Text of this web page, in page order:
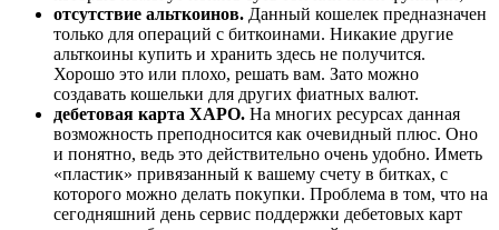
отсутствие альткоинов. Данный кошелек предназначен
только для операций с биткоинами. Никакие другие
альткоины купить и хранить здесь не получится.
Хорошо это или плохо, решать вам. Зато можно
создавать кошельки для других фиатных валют.
дебетовая карта XAPO. На многих ресурсах данная
возможность преподносится как очевидный плюс. Оно
и понятно, ведь это действительно очень удобно. Иметь
«пластик» привязанный к вашему счету в битках, с
которого можно делать покупки. Проблема в том, что на
сегодняшний день сервис поддержки дебетовых карт